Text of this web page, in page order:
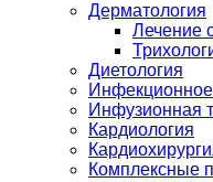
Дерматология
Лечение
Диетология
Инфузионная
Кардиология
Комплексные